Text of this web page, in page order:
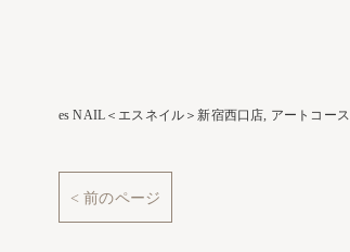
es NAIL＜エスネイル＞新宿西口店 アートコース
< 前のページ